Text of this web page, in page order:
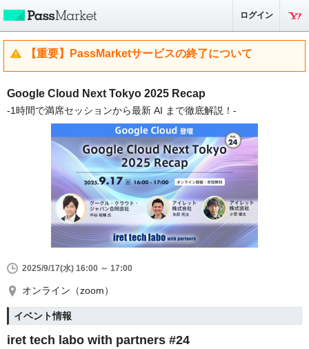
ログイン
【重要】PassMarketサービスの終了について
Google Cloud Next Tokyo 2025 Recap
-1時間で満席セッションから最新 AI まで徹底解説！-
2025/9/17(水) 16:00 ～ 17:00
オンライン（zoom）
イベント情報
iret tech labo with partners #24